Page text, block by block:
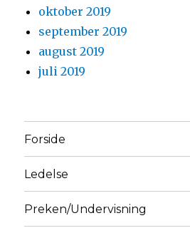
oktober 2019
september 2019
august 2019
juli 2019
Forside
Ledelse
Preken/Undervisning